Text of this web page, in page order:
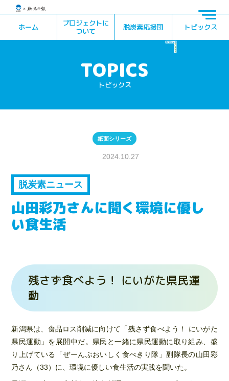
ホーム
プロジェクトに
ついて
脱炭素応援団 トピックス
トピックス
紙面シリーズ
2024.10.27
山田彩乃さんに聞く環境に優し
い食生活
脱炭素ニュース
残さず食べよう！ にいがた県民運
動
新潟県は、食品ロス削減に向けて「残さず食べよう！ にいがた
県民運動」を展開中だ。県民と一緒に県民運動に取り組み、盛
り上げている「ぜーんぶおいしく食べきり隊」副隊長の山田彩
乃さん（33）に、環境に優しい食生活の実践を聞いた。